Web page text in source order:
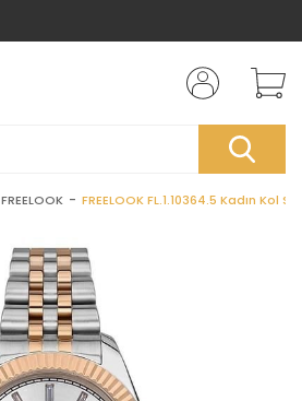
FREELOOK FREELOOK FL.1.10364.5 Kadın Kol